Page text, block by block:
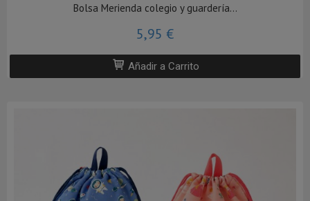
Bolsa Merienda colegio y guardería...
5,95 €
Añadir a Carrito